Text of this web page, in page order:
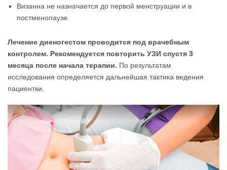
Визанна не назначается до первой менструации и в
постменопаузе.
Лечение диеногестом проводится под врачебным
контролем. Рекомендуется повторить УЗИ спустя 3
месяца после начала терапии. По результатам
исследования определяется дальнейшая тактика ведения
пациентки.